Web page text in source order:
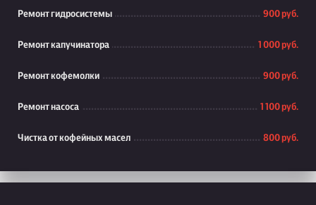
Ремонт гидросистемы 900 руб.
Ремонт капучинатора 1 000 руб.
Ремонт кофемолки 900 руб.
Ремонт насоса 1 100 руб.
Чистка от кофейных масел 800 руб.